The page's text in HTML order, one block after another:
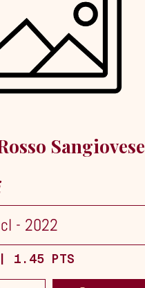
Sangiovese
- 2022
1.45 PTS